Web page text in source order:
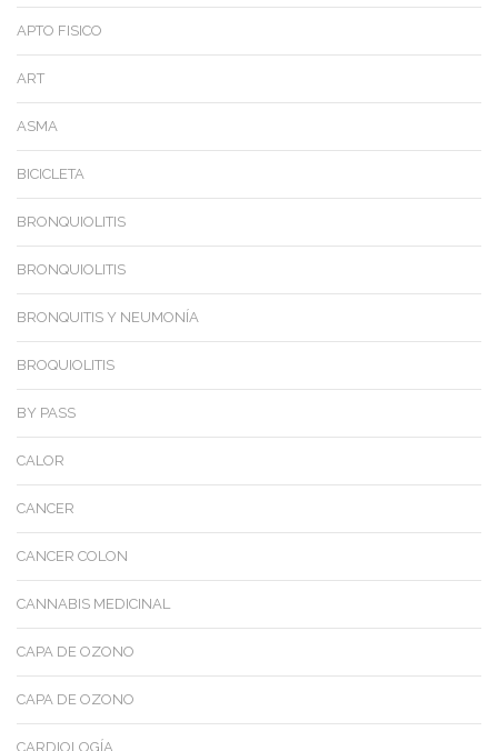
APTO FISICO
ART
ASMA
BICICLETA
BRONQUIOLITIS
BRONQUIOLITIS
BRONQUITIS Y NEUMONÍA
BROQUIOLITIS
BY PASS
CALOR
CANCER
CANCER COLON
CANNABIS MEDICINAL
CAPA DE OZONO
CAPA DE OZONO
CARDIOLOGÍA